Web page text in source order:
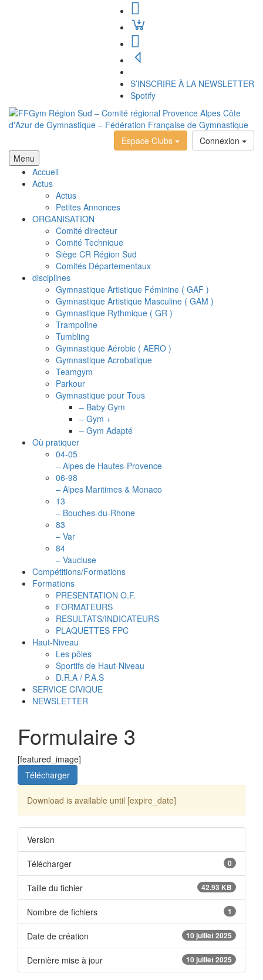
S’INSCRIRE À LA NEWSLETTER
Spotify
Connexion
Espace Clubs
Menu
Accueil
Actus
Actus
Petites Annonces
ORGANISATION
Comité directeur
Comité Technique
Siège CR Région Sud
Comités Départementaux
disciplines
Gymnastique Artistique Féminine ( GAF )
Gymnastique Artistique Masculine ( GAM )
Gymnastique Rythmique ( GR )
Trampoline
Tumbling
Gymnastique Aérobic ( AERO )
Gymnastique Acrobatique
Teamgym
Parkour
Gymnastique pour Tous
– Baby Gym
– Gym +
– Gym Adapté
Où pratiquer
04-05
– Alpes de Hautes-Provence
06-98
– Alpes Maritimes & Monaco
13
– Bouches-du-Rhone
83
– Var
84
– Vaucluse
Compétitions/Formations
Formations
PRESENTATION O.F.
FORMATEURS
RESULTATS/INDICATEURS
PLAQUETTES FPC
Haut-Niveau
Les pôles
Sportifs de Haut-Niveau
D.R.A / P.A.S
SERVICE CIVIQUE
NEWSLETTER
Formulaire 3
[featured_image]
Télécharger
Download is available until [expire_date]
Version
Télécharger 0
Taille du fichier 42.93 KB
Nombre de fichiers 1
Date de création 10 juillet 2025
Dernière mise à jour 10 juillet 2025